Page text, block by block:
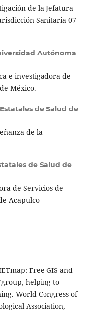
de la Jefatura
Sanitaria 07
Autónoma
e investigadora de
México.
de Salud de
de la
de Salud de
de Servicios de
Acapulco
Free GIS and
helping to
World Congress of
Association,